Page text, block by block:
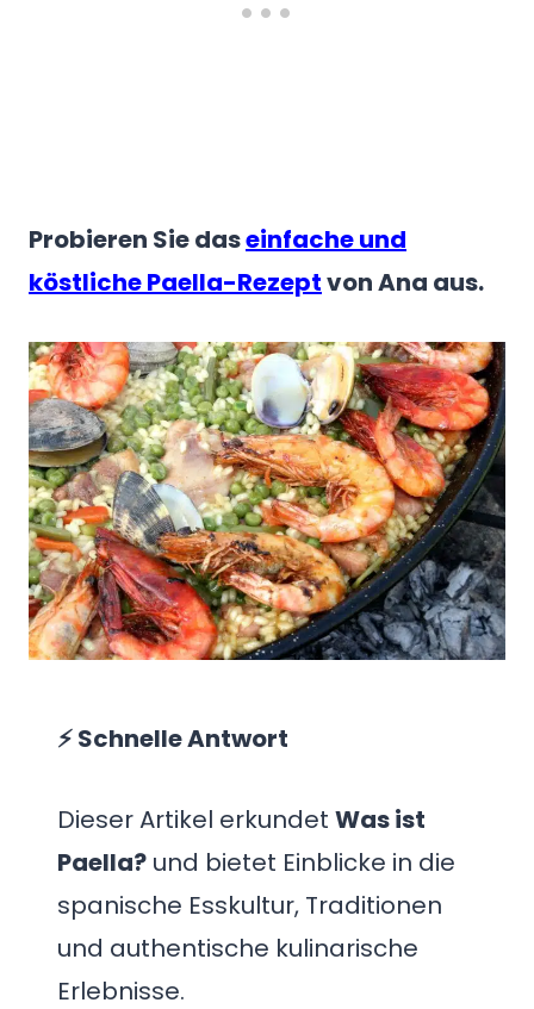
Probieren Sie daseinfache und
köstliche Paella-Rezeptvon Ana aus.
⚡ Schnelle Antwort
Dieser Artikel erkundet Was ist
Paella? und bietet Einblicke in die
spanische Esskultur, Traditionen
und authentische kulinarische
Erlebnisse.